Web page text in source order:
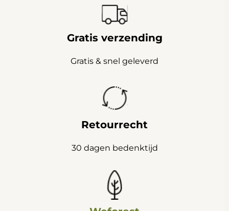
Gratis verzending
Gratis & snel geleverd
Retourrecht
30 dagen bedenktijd